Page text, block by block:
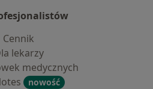
Cennik
lekarzy
medycznych
nowość